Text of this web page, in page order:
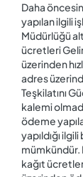
Daha
yapılan ilgili
Müdürlüğü
ücretleri
üzerinden
adres
Teşkilatını
kalemi
ödeme
yapıldığı
mümkündür.
kağıt